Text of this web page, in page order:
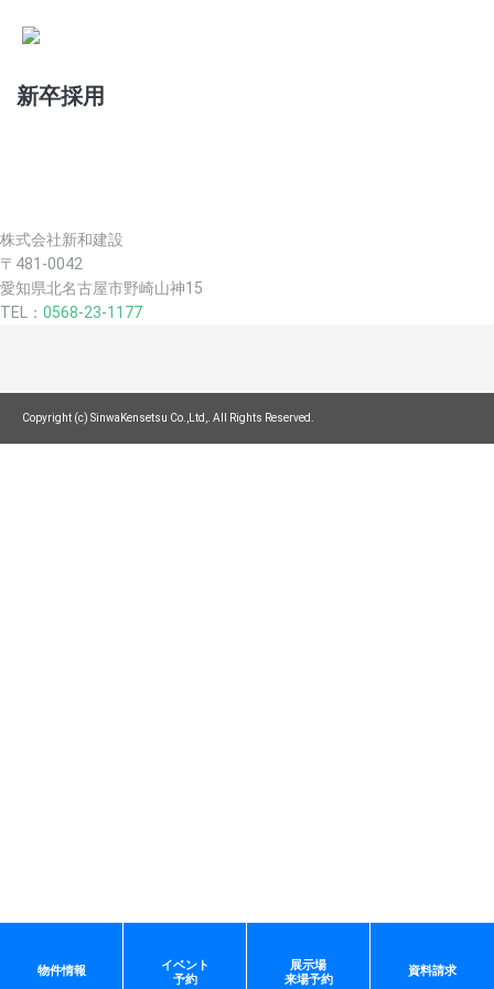
新卒採用
株式会社新和建設
〒481-0042
愛知県北名古屋市野崎山神15
TEL： 0568-23-1177
Copyright (c) SinwaKensetsu Co.,Ltd,. All Rights Reserved.
物件情報
イベント
予約
展示場
来場予約
資料請求